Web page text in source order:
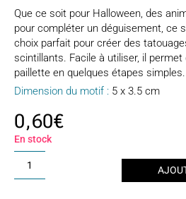
Que ce soit pour Halloween, des
pour compléter un déguisement, ce
choix parfait pour créer des
scintillants. Facile à utiliser, il
paillette en quelques étapes simples.
Dimension du motif : 5 x 3.5 cm
0,60€
En stock
de